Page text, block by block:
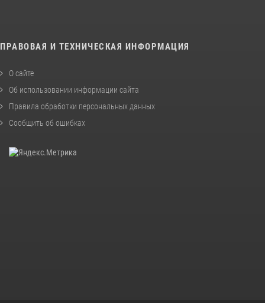
ПРАВОВАЯ И ТЕХНИЧЕСКАЯ ИНФОРМАЦИЯ
О сайте
Об использовании информации сайта
Правила обработки персональных данных
Сообщить об ошибках